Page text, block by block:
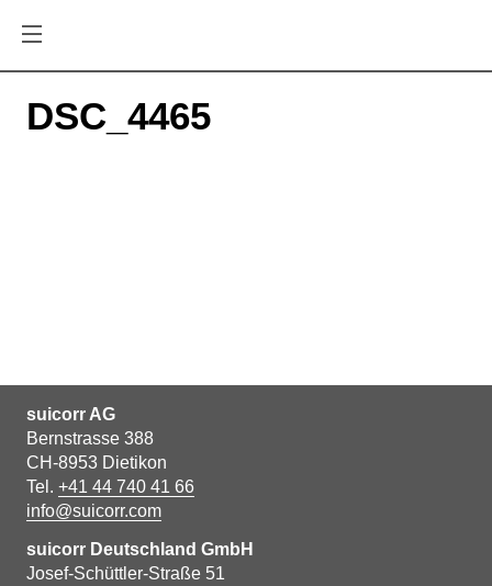
DSC_4465
suicorr AG
Bernstrasse 388
CH-8953 Dietikon
Tel. +41 44 740 41 66
info@suicorr.com
suicorr Deutschland GmbH
Josef-Schüttler-Straße 51